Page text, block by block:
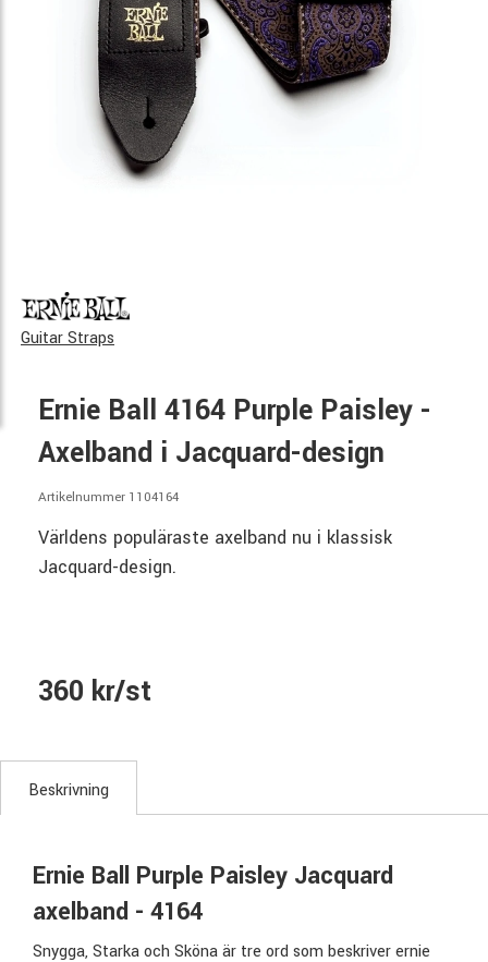
Guitar Straps
Ernie Ball 4164 Purple Paisley -
Axelband i Jacquard-design
Artikelnummer 1104164
Världens populäraste axelband nu i klassisk
Jacquard-design.
360 kr/st
Beskrivning
Ernie Ball Purple Paisley Jacquard
axelband - 4164
Snygga, Starka och Sköna är tre ord som beskriver ernie